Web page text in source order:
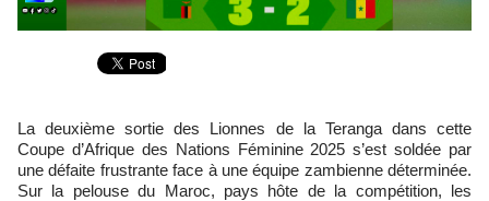
La deuxième sortie des Lionnes de la Teranga dans cette
Coupe d’Afrique des Nations Féminine 2025 s’est soldée par
une défaite frustrante face à une équipe zambienne déterminée.
Sur la pelouse du Maroc, pays hôte de la compétition, les